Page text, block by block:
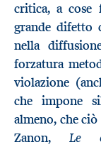
critica, a cose
grande difetto
nella
forzatura
violazione
che impone
almeno, che
Zanon, Le